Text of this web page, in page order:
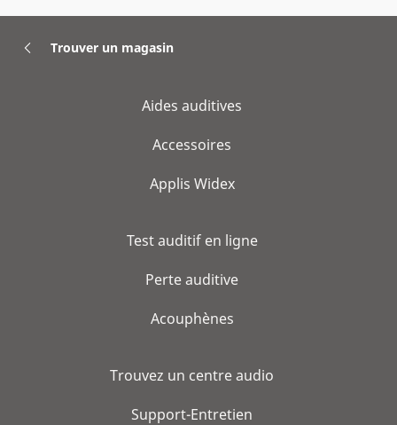
Trouver un magasin
Aides auditives
Accessoires
Applis Widex
Test auditif en ligne
Perte auditive
Acouphènes
Trouvez un centre audio
Support-Entretien